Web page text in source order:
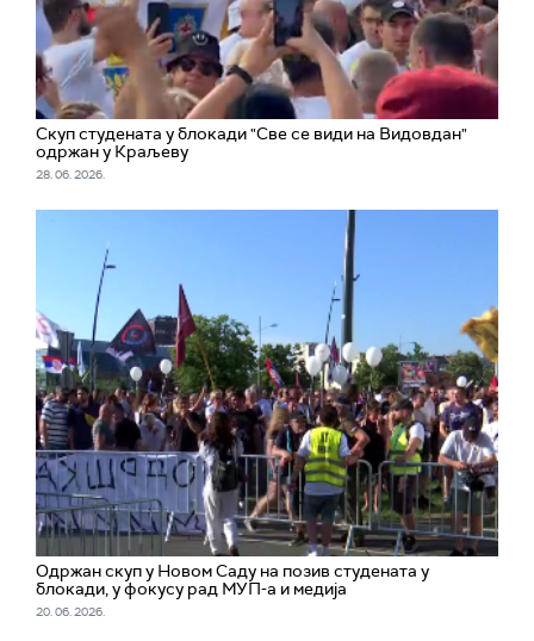
Скуп студената у блокади "Све се види на Видовдан"
одржан у Краљеву
28. 06. 2026.
Одржан скуп у Новом Саду на позив студената у
блокади, у фокусу рад МУП-а и медија
20. 06. 2026.